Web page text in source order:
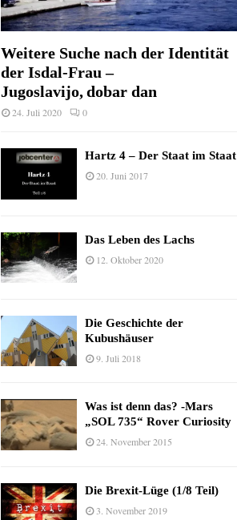
Weitere Suche nach der Identität
der Isdal-Frau –
Jugoslavijo, dobar dan
24. Juli 2020 0
Hartz 4 – Der Staat im Staat
20. Juni 2017
Das Leben des Lachs
12. Oktober 2020
Die Geschichte der
Kubushäuser
9. Juli 2018
Was ist denn das? -Mars
„SOL 735“ Rover Curiosity
24. November 2015
Die Brexit-Lüge (1/8 Teil)
3. November 2019